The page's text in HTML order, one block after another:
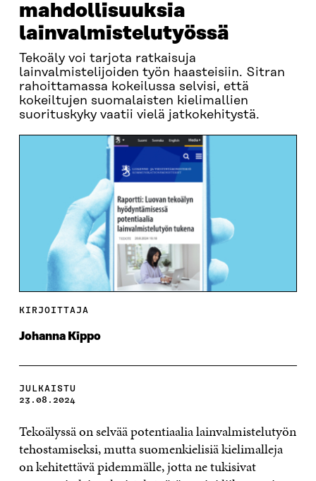
mahdollisuuksia
lainvalmistelutyössä
Tekoäly voi tarjota ratkaisuja
lainvalmistelijoiden työn haasteisiin. Sitran
rahoittamassa kokeilussa selvisi, että
kokeiltujen suomalaisten kielimallien
suorituskyky vaatii vielä jatkokehitystä.
KIRJOITTAJA
Johanna Kippo
JULKAISTU
23.08.2024
Tekoälyssä on selvää potentiaalia lainvalmistelutyön
tehostamiseksi, mutta suomenkielisiä kielimalleja
on kehitettävä pidemmälle, jotta ne tukisivat